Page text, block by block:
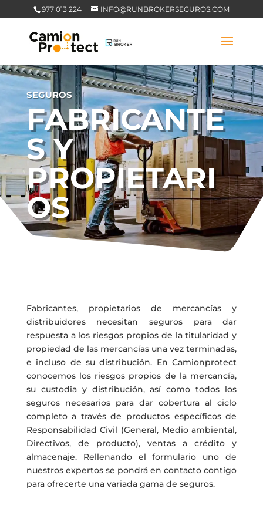
977 013 224 INFO@RUNBROKERSEGUROS.COM
SEGUROS
FABRICANTE
S Y
PROPIETARI
OS
Fabricantes, propietarios de mercancías y
distribuidores necesitan seguros para dar
respuesta a los riesgos propios de la titularidad y
propiedad de las mercancías una vez terminadas,
e incluso de su distribución. En Camionprotect
conocemos los riesgos propios de la mercancía,
su custodia y distribución, así como todos los
seguros necesarios para dar cobertura al ciclo
completo a través de productos específicos de
Responsabilidad Civil (General, Medio ambiental,
Directivos, de producto), ventas a crédito y
almacenaje. Rellenando el formulario uno de
nuestros expertos se pondrá en contacto contigo
para ofrecerte una variada gama de seguros.